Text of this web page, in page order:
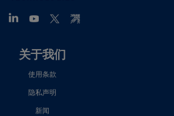
关于我们
使用条款
隐私声明
新闻